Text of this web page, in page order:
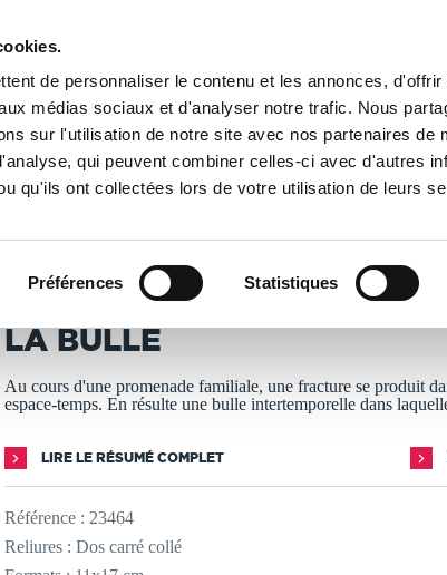
de personnaliser le contenu et les annonces, d'offrir
médias sociaux et d'analyser notre trafic. Nous
sur l'utilisation de notre site avec nos partenaires de
qui peuvent combiner celles-ci avec d'autres
qu'ils ont collectées lors de votre utilisation de leurs
Préférences Statistiques
PUBLIER UN LIVRE LIBRAIRIE
parallèles, voyages temporels / LA BULLE
IMPRIMÉS À LA DEMANDE - DÉLAI ACTUEL
Hervé Champnoble
LA BULLE
Au cours d'une promenade familiale, une fracture se produit
espace-temps. En résulte une bulle intertemporelle dans
LIRE LE RÉSUMÉ COMPLET
Référence : 23464
Reliures : Dos carré collé